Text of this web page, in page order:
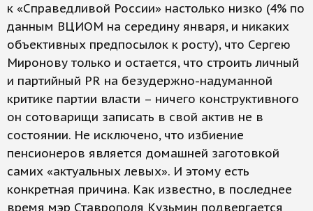
к «Справедливой России» настолько низко (4% по
данным ВЦИОМ на середину января, и никаких
объективных предпосылок к росту), что Сергею
Миронову только и остается, что строить личный
и партийный PR на безудержно-надуманной
критике партии власти – ничего конструктивного
он сотоварищи записать в свой актив не в
состоянии. Не исключено, что избиение
пенсионеров является домашней заготовкой
самих «актуальных левых». И этому есть
конкретная причина. Как известно, в последнее
время мэр Ставрополя Кузьмин подвергается